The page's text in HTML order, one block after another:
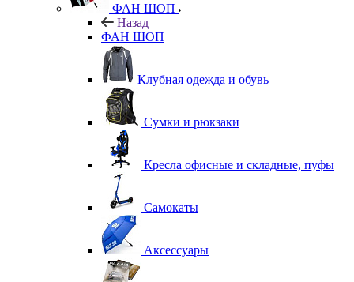
ФАН ШОП
Назад
ФАН ШОП
Клубная одежда и обувь
Сумки и рюкзаки
Кресла офисные и складные, пуфы
Самокаты
Аксессуары